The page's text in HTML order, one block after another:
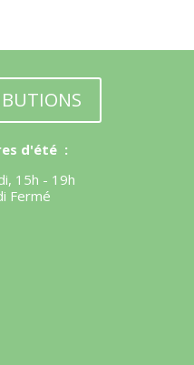
d'été :
15h - 19h
Fermé